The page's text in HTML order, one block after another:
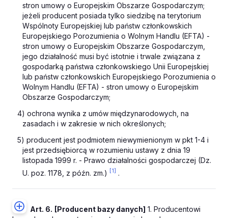
stron umowy o Europejskim Obszarze Gospodarczym;
jeżeli producent posiada tylko siedzibę na terytorium
Wspólnoty Europejskiej lub państw członkowskich
Europejskiego Porozumienia o Wolnym Handlu (EFTA) -
stron umowy o Europejskim Obszarze Gospodarczym,
jego działalność musi być istotnie i trwale związana z
gospodarką państwa członkowskiego Unii Europejskiej
lub państw członkowskich Europejskiego Porozumienia o
Wolnym Handlu (EFTA) - stron umowy o Europejskim
Obszarze Gospodarczym;
4) ochrona wynika z umów międzynarodowych, na
zasadach i w zakresie w nich określonych;
5) producent jest podmiotem niewymienionym w pkt 1-4 i
jest przedsiębiorcą w rozumieniu ustawy z dnia 19
listopada 1999 r. - Prawo działalności gospodarczej (Dz.
U. poz. 1178, z późn. zm.) [1] .
Art. 6. [Producent bazy danych] 1. Producentowi